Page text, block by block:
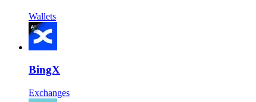
Wallets
BingX
Exchanges